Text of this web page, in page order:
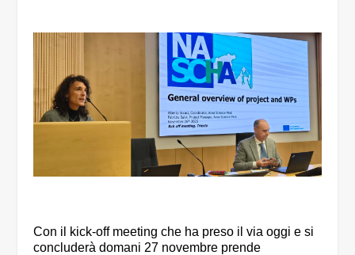
Con il kick-off meeting che ha preso il via oggi e si
concluderà domani 27 novembre prende